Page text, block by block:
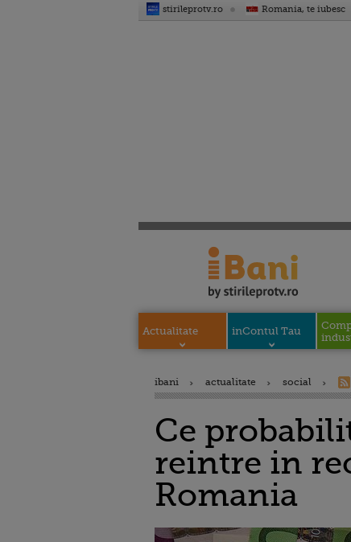
stirileprotv.ro Romania, te iubesc
Actualitate inContul Tau
ibani actualitate social
Ce
reintre in
Romania